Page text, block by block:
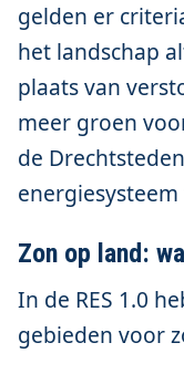
gelden er
het landschap
plaats van
meer groen
de
Zon op land:
In de RES 1.0
gebieden voor